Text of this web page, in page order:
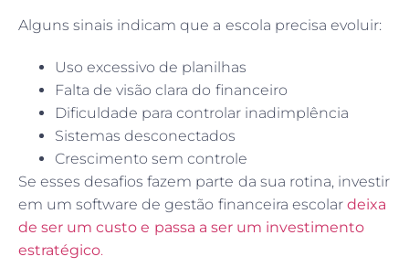
Alguns sinais indicam que a escola precisa evoluir:
Uso excessivo de planilhas
Falta de visão clara do financeiro
Dificuldade para controlar inadimplência
Sistemas desconectados
Crescimento sem controle
Se esses desafios fazem parte da sua rotina, investir
em um software de gestão financeira escolar deixa
de ser um custo e passa a ser um investimento
estratégico.